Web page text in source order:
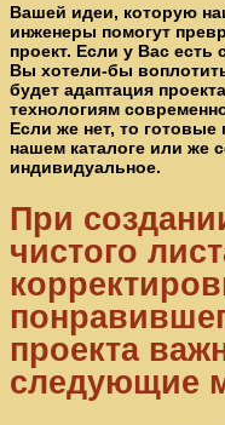
Вашей идеи, которую
инженеры помогут
проект. Если у Вас есть
Вы хотели-бы
будет адаптация
технологиям
Если же нет, то
нашем каталоге или же
индивидуальное.
При
чистого
проекта
следующие